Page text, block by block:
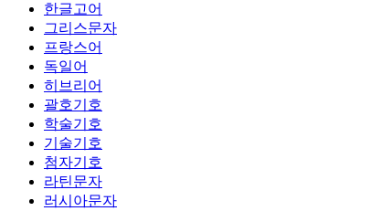
한글고어
그리스문자
프랑스어
독일어
히브리어
괄호기호
학술기호
기술기호
첨자기호
라틴문자
러시아문자